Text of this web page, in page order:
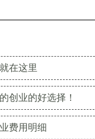
在这里
创业的好选择！
费用明细